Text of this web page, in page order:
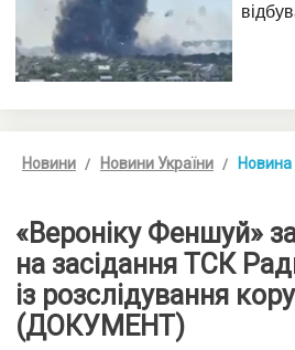
Новини Новини України Новина
«Вероніку Феншуй»
на засідання ТСК
із розслідування
(ДОКУМЕНТ)